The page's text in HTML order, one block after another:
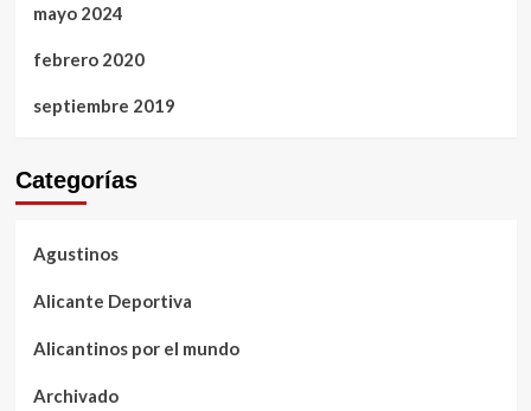
mayo 2024
febrero 2020
septiembre 2019
Categorías
Agustinos
Alicante Deportiva
Alicantinos por el mundo
Archivado